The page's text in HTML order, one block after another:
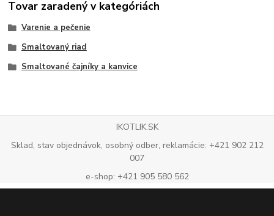
Tovar zaradený v kategóriách
Varenie a pečenie
Smaltovaný riad
Smaltované čajníky a kanvice
IKOTLIK.SK
Sklad, stav objednávok, osobný odber, reklamácie: +421 902 212
007
e-shop: +421 905 580 562